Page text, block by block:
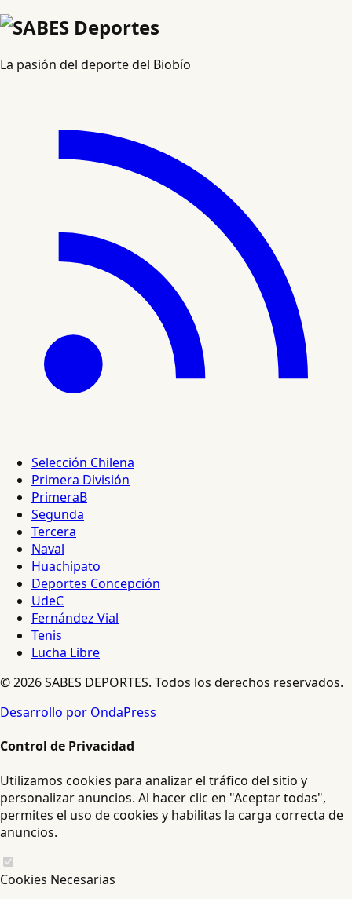
La pasión del deporte del Biobío
Selección Chilena
Primera División
PrimeraB
Segunda
Tercera
Naval
Huachipato
Deportes Concepción
UdeC
Fernández Vial
Tenis
Lucha Libre
© 2026 SABES DEPORTES. Todos los derechos reservados.
Desarrollo por OndaPress
Control de Privacidad
Utilizamos cookies para analizar el tráfico del sitio y
personalizar anuncios. Al hacer clic en "Aceptar todas",
permites el uso de cookies y habilitas la carga correcta de
anuncios.
Cookies Necesarias